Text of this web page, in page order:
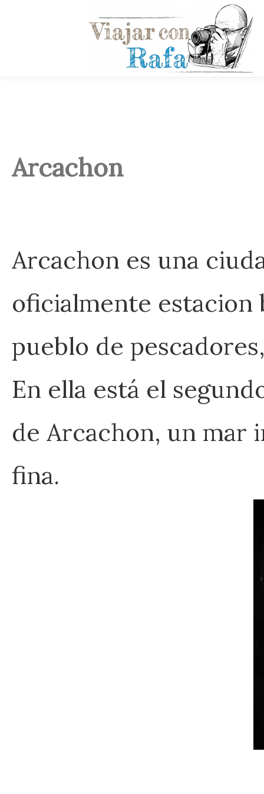
Arcachon
Arcachon es una
oficialmente estacion
pueblo de
En ella está el
de Arcachon, un mar
fina.